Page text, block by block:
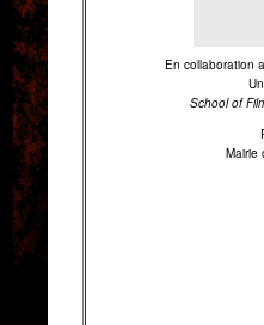
En collaboration
School of